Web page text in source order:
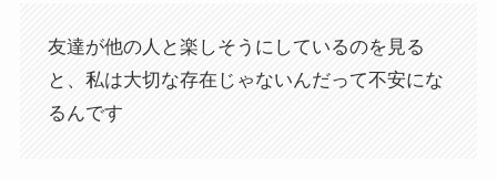
友達が他の人と楽しそうにしているのを見る
と、私は大切な存在じゃないんだって不安にな
るんです